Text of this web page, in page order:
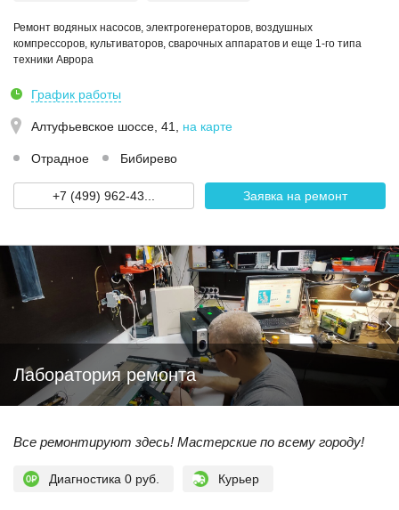
Ремонт водяных насосов, электрогенераторов, воздушных
компрессоров, культиваторов, сварочных аппаратов и еще 1-го типа
техники Аврора
График работы
Алтуфьевское шоссе, 41 на карте
Отрадное Бибирево
+7 (499) 962-43... Заявка на ремонт
Лаборатория ремонта
Все ремонтируют здесь! Мастерские по всему городу!
Диагностика 0 руб. Курьер